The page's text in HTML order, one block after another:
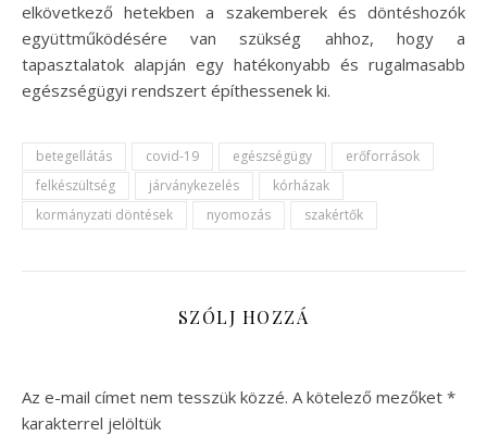
elkövetkező hetekben a szakemberek és döntéshozók
együttműködésére van szükség ahhoz, hogy a
tapasztalatok alapján egy hatékonyabb és rugalmasabb
egészségügyi rendszert építhessenek ki.
betegellátás covid-19 egészségügy
erőforrások
felkészültség
járványkezelés
kórházak
kormányzati döntések
nyomozás szakértők
SZÓLJ HOZZÁ
Az e-mail címet nem tesszük közzé. A kötelező mezőket *
karakterrel jelöltük